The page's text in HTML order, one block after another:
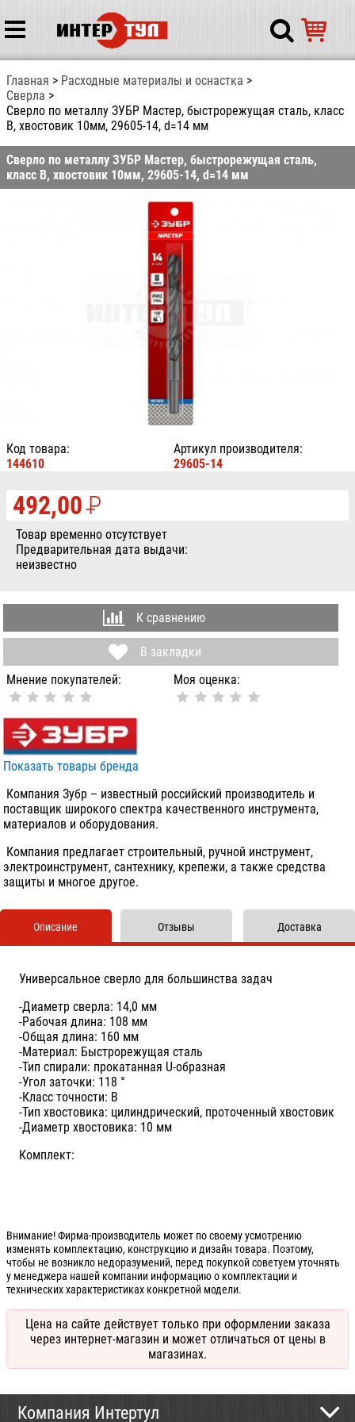
Главная
Расходные материалы и оснастка
Сверла
Сверло по металлу ЗУБР Мастер, быстрорежущая сталь, класс
В, хвостовик 10мм, 29605-14, d=14 мм
Сверло по металлу ЗУБР Мастер, быстрорежущая сталь,
класс В, хвостовик 10мм, 29605-14, d=14 мм
Код товара:
144610
Артикул производителя:
29605-14
492,00P
УБ.
Товар временно отсутствует
Предварительная дата выдачи:
неизвестно
К сравнению
В закладки
Мнение покупателей:
Моя оценка:
Показать товары бренда
Компания Зубр – известный российский производитель и
поставщик широкого спектра качественного инструмента,
материалов и оборудования.
Компания предлагает строительный, ручной инструмент,
электроинструмент, сантехнику, крепежи, а также средства
защиты и многое другое.
Описание
Универсальное сверло для большинства задач
-Диаметр сверла: 14,0 мм
-Рабочая длина: 108 мм
-Общая длина: 160 мм
-Материал: Быстрорежущая сталь
-Тип спирали: прокатанная U-образная
-Угол заточки: 118 °
-Класс точности: В
-Тип хвостовика: цилиндрический, проточенный хвостовик
-Диаметр хвостовика: 10 мм
Комплект:
Отзывы Доставка
Внимание! Фирма-производитель может по своему усмотрению
изменять комплектацию, конструкцию и дизайн товара. Поэтому,
чтобы не возникло недоразумений, перед покупкой советуем уточнять
у менеджера нашей компании информацию о комплектации и
технических характеристиках конкретной модели.
Цена на сайте действует только при оформлении заказа
через интернет-магазин и может отличаться от цены в
магазинах.
Компания Интертул